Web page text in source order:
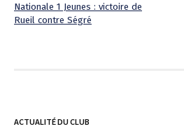
P
Nationale 1 Jeunes : victoire de
Rueil contre Ségré
ACTUALITÉ DU CLUB